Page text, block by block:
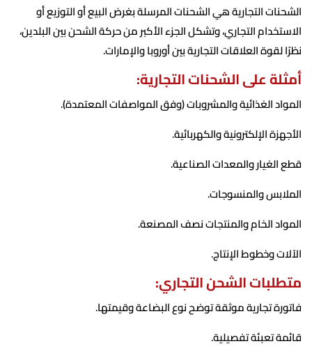
الشحنات التجارية هي الشحنات المرسلة بغرض البيع أو التوزيع أو
الاستخدام التجاري، وتشكل الجزء الأكبر من حركة الشحن بين البلدين،
نظرًا لقوة العلاقات التجارية بين أوروبا والإمارات.
أمثلة على الشحنات التجارية:
المواد الغذائية والمشروبات (وفق المواصفات المعتمدة).
الأجهزة الإلكترونية والكهربائية.
قطع الغيار والمعدات الصناعية.
الملابس والمنسوجات.
المواد الخام والمنتجات نصف المصنعة.
الآلات وخطوط الإنتاج.
متطلبات الشحن التجاري:
فاتورة تجارية موثقة توضح نوع البضاعة وقيمتها.
قائمة تعبئة تفصيلية.